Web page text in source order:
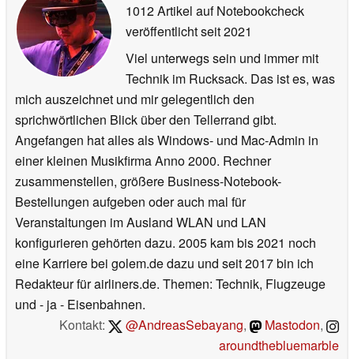
1012 Artikel auf Notebookcheck
veröffentlichtseit 2021
Viel unterwegs sein und immer mit
Technik im Rucksack. Das ist es, was
mich auszeichnet und mir gelegentlich den
sprichwörtlichen Blick über den Tellerrand gibt.
Angefangen hat alles als Windows- und Mac-Admin in
einer kleinen Musikfirma Anno 2000. Rechner
zusammenstellen, größere Business-Notebook-
Bestellungen aufgeben oder auch mal für
Veranstaltungen im Ausland WLAN und LAN
konfigurieren gehörten dazu. 2005 kam bis 2021 noch
eine Karriere bei golem.de dazu und seit 2017 bin ich
Redakteur für airliners.de. Themen: Technik, Flugzeuge
und - ja - Eisenbahnen.
Kontakt:
@AndreasSebayang, Mastodon,
aroundthebluemarble